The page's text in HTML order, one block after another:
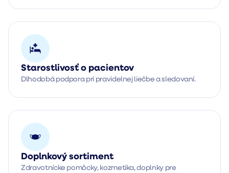
Starostlivosť o pacientov
Dlhodobá podpora pri pravidelnej liečbe a sledovaní.
Doplnkový sortiment
Zdravotnícke pomôcky, kozmetika, doplnky pre